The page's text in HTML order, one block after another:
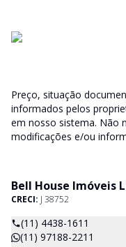
Preço, situação
informados pelos
em nosso sistema. Não
modificações e/ou
Bell House Imóveis
CRECI: J 38752
(11) 4438-1611
(11) 97188-2211